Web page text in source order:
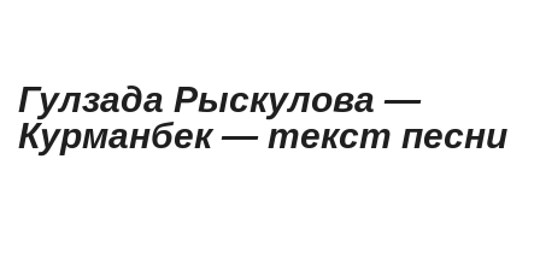
Гулзада Рыскулова —
Курманбек — текст песни